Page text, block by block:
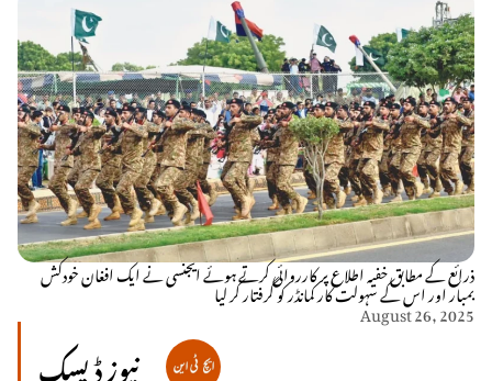
ذرائع کے مطابق خفیہ اطلاع پر کارروائی کرتے ہوئے ایجنسی نے ایک افغان خودکش
بمبار اور اس کے سہولت کار کمانڈر کو گرفتار کر لیا
August 26, 2025
نیوز ڈیسک